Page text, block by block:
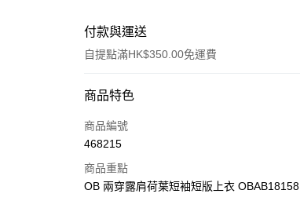
付款與運送
自提點滿HK$350.00免運費
付款方式
信用卡
AlipayHK
商品特色
商品編號
468215
商品重點
OB 兩穿露肩荷葉短袖短版上衣 OBAB18158